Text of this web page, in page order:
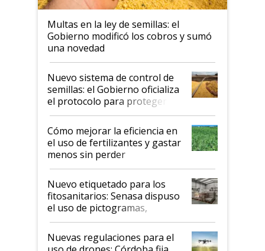
Multas en la ley de semillas: el
Gobierno modificó los cobros y sumó
una novedad
Nuevo sistema de control de
semillas: el Gobierno oficializa
el protocolo para proteger la
propiedad intelectual
Cómo mejorar la eficiencia en
el uso de fertilizantes y gastar
menos sin perder
productividad en la campaña
fina
Nuevo etiquetado para los
fitosanitarios: Senasa dispuso
el uso de pictogramas,
palabras de advertencia e
indicaciones
Nuevas regulaciones para el